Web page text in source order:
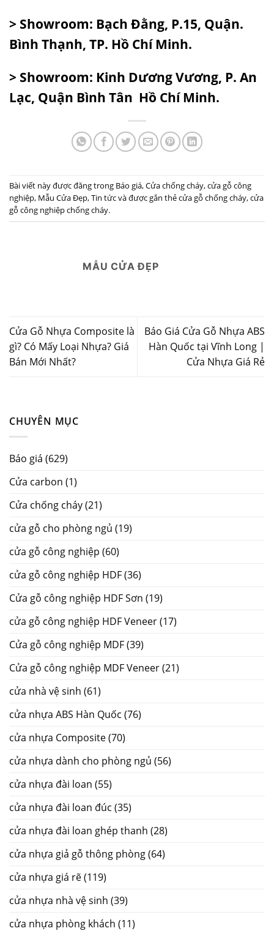
CHUYÊN MỤC
Báo giá (629)
Cửa carbon (1)
Cửa chống cháy(21)
cửa gỗ cho phòng ngủ (19)
cửa gỗ công nghiệp (60)
cửa gỗ công nghiệp HDF(36)
Cửa gỗ công nghiệp HDF Sơn (19)
cửa gỗ công nghiệp HDF Veneer(17)
Cửa gỗ công nghiệp MDF(39)
Cửa gỗ công nghiệp MDF Veneer(21)
cửa nhà vệ sinh (61)
cửa nhựa ABS Hàn Quốc (76)
cửa nhựa Composite(70)
cửa nhựa dành cho phòng ngủ (56)
cửa nhựa đài loan (55)
cửa nhựa đài loan đúc (35)
cửa nhựa đài loan ghép thanh (28)
cửa nhựa giả gỗ thông phòng(64)
cửa nhựa giá rẽ(119)
cửa nhựa nhà vệ sinh (39)
cửa nhựa phòng khách (11)
> Showroom: Bạch Đằng, P.15, Quận.
Bình Thạnh, TP. Hồ Chí Minh.
> Showroom: Kinh Dương Vương, P. An
Lạc, Quận Bình Tân Hồ Chí Minh.
Bài viết này được đăng trong Báo giá,Cửa chống cháy,cửa gỗ công
nghiệp, Mẫu Cửa Đẹp,Tin tứcvà được gắn thẻcửa gỗ chống cháy,cửa
gỗ công nghiệp chống cháy.
MẪU CỬA ĐẸP
Cửa Gỗ Nhựa Composite là
gì? Có Mấy Loại Nhựa? Giá
Bán Mới Nhất?
Báo Giá Cửa Gỗ Nhựa ABS
Hàn Quốc tại Vĩnh Long |
Cửa Nhựa Giá Rẻ